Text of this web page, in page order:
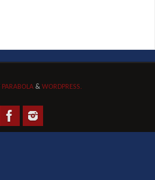
PARABOLA & WORDPRESS.